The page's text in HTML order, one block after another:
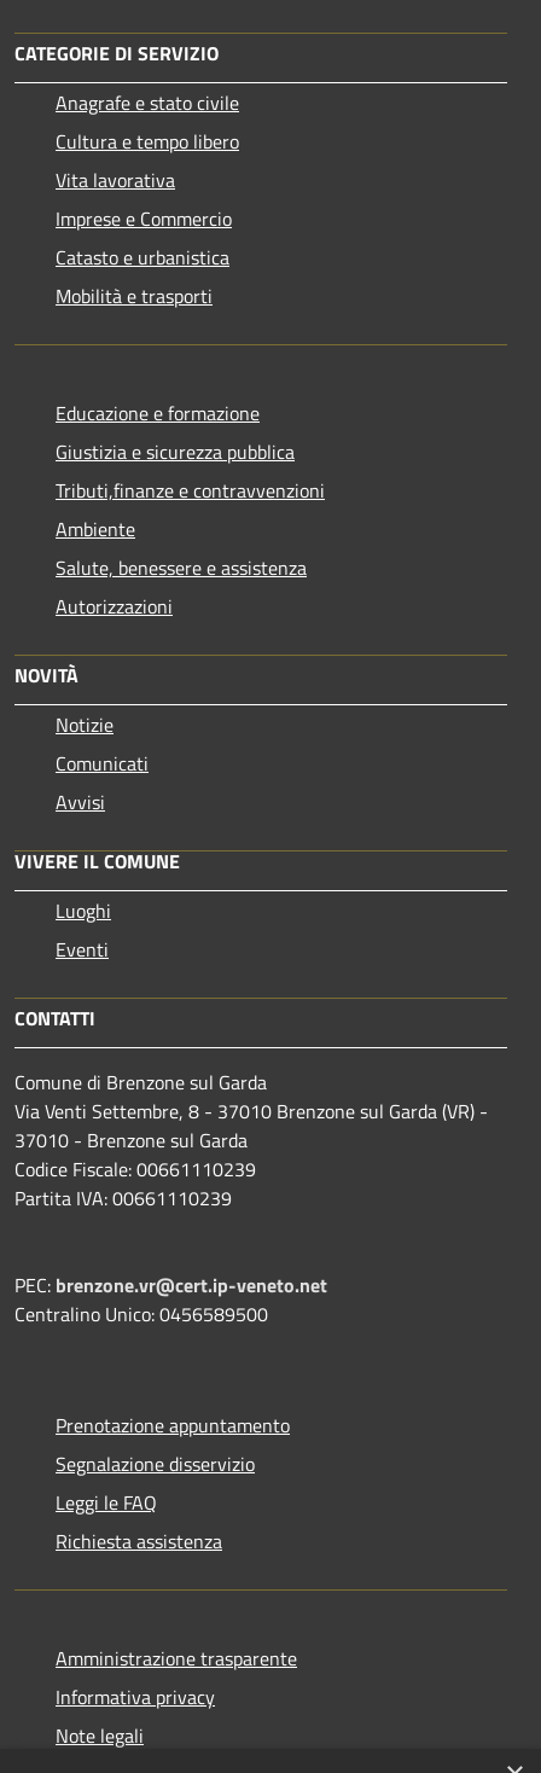
CATEGORIE DI SERVIZIO
Anagrafe e stato civile
Cultura e tempo libero
Vita lavorativa
Imprese e Commercio
Catasto e urbanistica
Mobilità e trasporti
Educazione e formazione
Giustizia e sicurezza pubblica
Tributi,finanze e contravvenzioni
Ambiente
Salute, benessere e assistenza
Autorizzazioni
NOVITÀ
Notizie
Comunicati
Avvisi
VIVERE IL COMUNE
Luoghi
Eventi
CONTATTI
Comune di Brenzone sul Garda
Via Venti Settembre, 8 - 37010 Brenzone sul Garda (VR) -
37010 - Brenzone sul Garda
Codice Fiscale: 00661110239
Partita IVA: 00661110239
PEC: brenzone.vr@cert.ip-veneto.net
Centralino Unico: 0456589500
Prenotazione appuntamento
Segnalazione disservizio
Leggi le FAQ
Richiesta assistenza
Amministrazione trasparente
Informativa privacy
Note legali